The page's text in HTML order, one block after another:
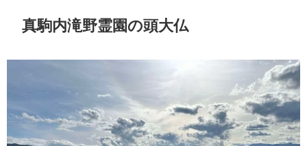
真駒内滝野霊園の頭大仏